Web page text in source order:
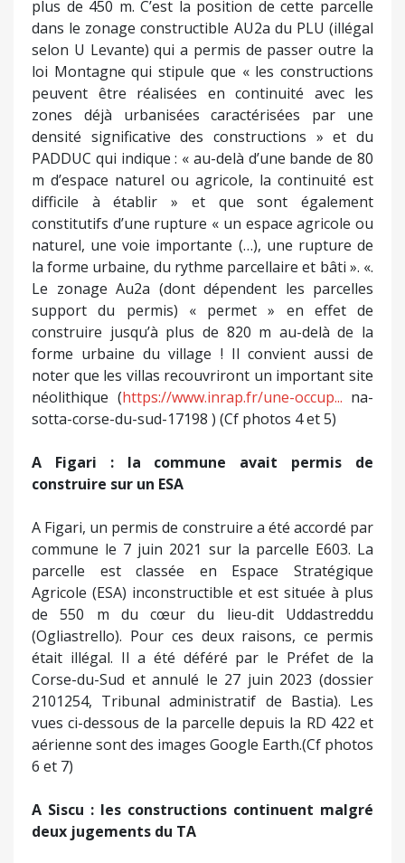
plus de 450 m. C’est la position de cette parcelle
dans le zonage constructible AU2a du PLU (illégal
selon U Levante) qui a permis de passer outre la
loi Montagne qui stipule que « les constructions
peuvent être réalisées en continuité avec les
zones déjà urbanisées caractérisées par une
densité significative des constructions » et du
PADDUC qui indique : « au-delà d’une bande de 80
m d’espace naturel ou agricole, la continuité est
difficile à établir » et que sont également
constitutifs d’une rupture « un espace agricole ou
naturel, une voie importante (…), une rupture de
la forme urbaine, du rythme parcellaire et bâti ». «.
Le zonage Au2a (dont dépendent les parcelles
support du permis) « permet » en effet de
construire jusqu’à plus de 820 m au-delà de la
forme urbaine du village ! Il convient aussi de
noter que les villas recouvriront un important site
néolithique (https://www.inrap.fr/une-occup... na-
sotta-corse-du-sud-17198 ) (Cf photos 4 et 5)
A Figari : la commune avait permis de
construire sur un ESA
A Figari, un permis de construire a été accordé par
commune le 7 juin 2021 sur la parcelle E603. La
parcelle est classée en Espace Stratégique
Agricole (ESA) inconstructible et est située à plus
de 550 m du cœur du lieu-dit Uddastreddu
(Ogliastrello). Pour ces deux raisons, ce permis
était illégal. Il a été déféré par le Préfet de la
Corse-du-Sud et annulé le 27 juin 2023 (dossier
2101254, Tribunal administratif de Bastia). Les
vues ci-dessous de la parcelle depuis la RD 422 et
aérienne sont des images Google Earth.(Cf photos
6 et 7)
A Siscu : les constructions continuent malgré
deux jugements du TA